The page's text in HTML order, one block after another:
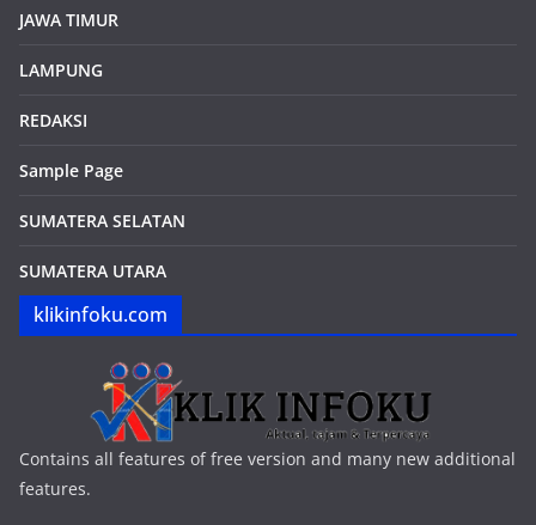
JAWA TIMUR
LAMPUNG
REDAKSI
Sample Page
SUMATERA SELATAN
SUMATERA UTARA
klikinfoku.com
Contains all features of free version and many new additional
features.